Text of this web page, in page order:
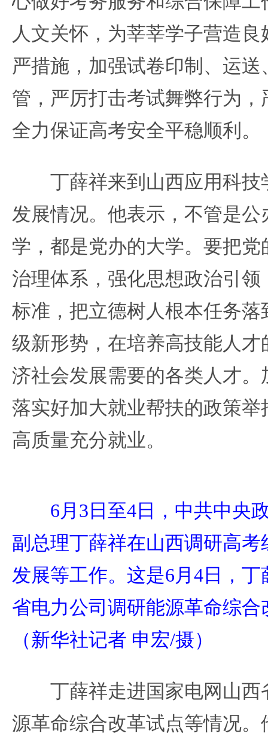
人文关怀，为莘莘学子营造
严措施，加强试卷印制、运
管，严厉打击考试舞弊行为
全力保证高考安全平稳顺利。
丁薛祥来到山西应用科技
发展情况。他表示，不管是
学，都是党办的大学。要把
治理体系，强化思想政治引
标准，把立德树人根本任务
级新形势，在培养高技能人
济社会发展需要的各类人才
落实好加大就业帮扶的政策
高质量充分就业。
6月3日至4日，中共中央
副总理丁薛祥在山西调研高
发展等工作。这是6月4日，
省电力公司调研能源革命综
（新华社记者 申宏/摄）
丁薛祥走进国家电网山西
源革命综合改革试点等情况